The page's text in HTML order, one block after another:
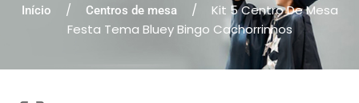
Início Centros de mesa
Kit 5 Centro De Mesa
Festa Tema Bluey Bingo Cachorrinhos